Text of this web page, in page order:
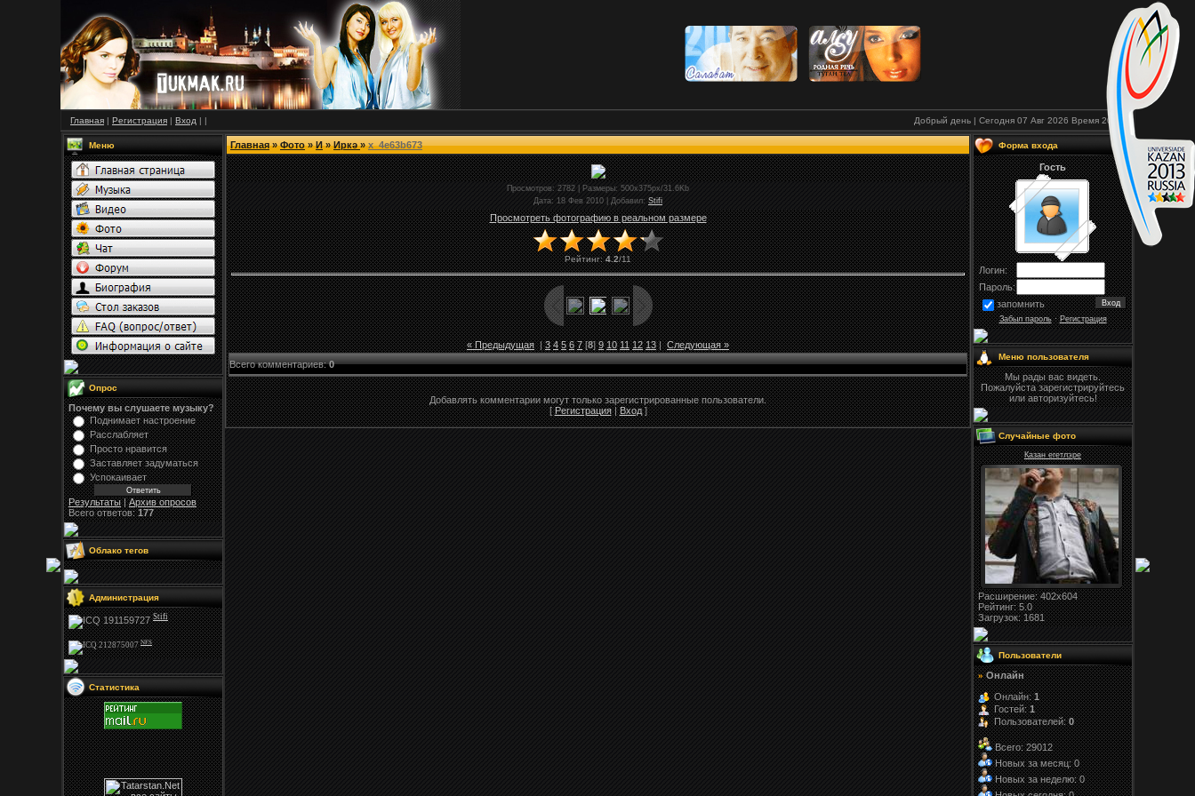
Главная | Регистрация | Вход | | Добрый день | Сегодня 07 Авг 2026 Время 20:40
Меню
Опрос
Почему вы слушаете музыку?
Поднимает настроение
Расслабляет
Просто нравится
Заставляет задуматься
Успокаивает
Результаты|Архив опросов
Всего ответов:177
Облако тегов
Администрация
Stifi
NFS
Статистика
Главная»Фото»И »Иркә»x_4e63b673
Просмотров: 2782 | Размеры: 500x375px/31.6Kb
Дата: 18 Фев 2010 | Добавил: Stifi
Просмотреть фотографию в реальном размере
Рейтинг:4.2/11
« Предыдущая|3 4 5 6 7[8]9 10 11 12 13|Следующая »
Всего комментариев:0
Добавлять комментарии могут только зарегистрированные пользователи.
[Регистрация|Вход]
Форма входа
Гость
Логин:
Пароль:
запомнить
Забыл пароль·Регистрация
Меню пользователя
Мы рады вас видеть.
Пожалуйста зарегистрируйтесь
или авторизуйтесь!
Случайные фото
Казан егетлэре
Расширение: 402x604
Рейтинг:5.0
Загрузок: 1681
Пользователи
» Онлайн
Онлайн:1
Гостей:1
Пользователей:0
Всего: 29012
Новых за месяц: 0
Новых за неделю: 0